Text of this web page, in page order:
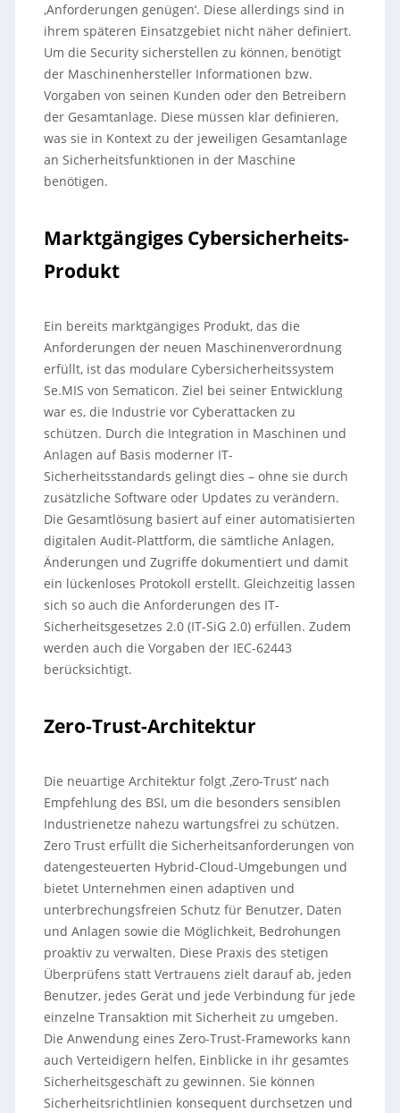
‚Anforderungen genügen‘. Diese allerdings sind in
ihrem späteren Einsatzgebiet nicht näher definiert.
Um die Security sicherstellen zu können, benötigt
der Maschinenhersteller Informationen bzw.
Vorgaben von seinen Kunden oder den Betreibern
der Gesamtanlage. Diese müssen klar definieren,
was sie in Kontext zu der jeweiligen Gesamtanlage
an Sicherheitsfunktionen in der Maschine
benötigen.
Marktgängiges Cybersicherheits-
Produkt
Ein bereits marktgängiges Produkt, das die
Anforderungen der neuen Maschinenverordnung
erfüllt, ist das modulare Cybersicherheitssystem
Se.MIS von Sematicon. Ziel bei seiner Entwicklung
war es, die Industrie vor Cyberattacken zu
schützen. Durch die Integration in Maschinen und
Anlagen auf Basis moderner IT-
Sicherheitsstandards gelingt dies – ohne sie durch
zusätzliche Software oder Updates zu verändern.
Die Gesamtlösung basiert auf einer automatisierten
digitalen Audit-Plattform, die sämtliche Anlagen,
Änderungen und Zugriffe dokumentiert und damit
ein lückenloses Protokoll erstellt. Gleichzeitig lassen
sich so auch die Anforderungen des IT-
Sicherheitsgesetzes 2.0 (IT-SiG 2.0) erfüllen. Zudem
werden auch die Vorgaben der IEC-62443
berücksichtigt.
Zero-Trust-Architektur
Die neuartige Architektur folgt ‚Zero-Trust‘ nach
Empfehlung des BSI, um die besonders sensiblen
Industrienetze nahezu wartungsfrei zu schützen.
Zero Trust erfüllt die Sicherheitsanforderungen von
datengesteuerten Hybrid-Cloud-Umgebungen und
bietet Unternehmen einen adaptiven und
unterbrechungsfreien Schutz für Benutzer, Daten
und Anlagen sowie die Möglichkeit, Bedrohungen
proaktiv zu verwalten. Diese Praxis des stetigen
Überprüfens statt Vertrauens zielt darauf ab, jeden
Benutzer, jedes Gerät und jede Verbindung für jede
einzelne Transaktion mit Sicherheit zu umgeben.
Die Anwendung eines Zero-Trust-Frameworks kann
auch Verteidigern helfen, Einblicke in ihr gesamtes
Sicherheitsgeschäft zu gewinnen. Sie können
Sicherheitsrichtlinien konsequent durchsetzen und